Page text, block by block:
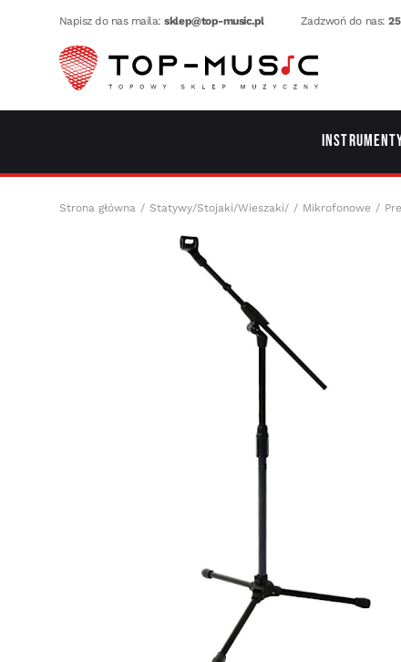
Napisz do nas maila:sklep@top-music.pl Zadzwoń do nas:
Strona główna Statywy/Stojaki/Wieszaki/ Mikrofonowe